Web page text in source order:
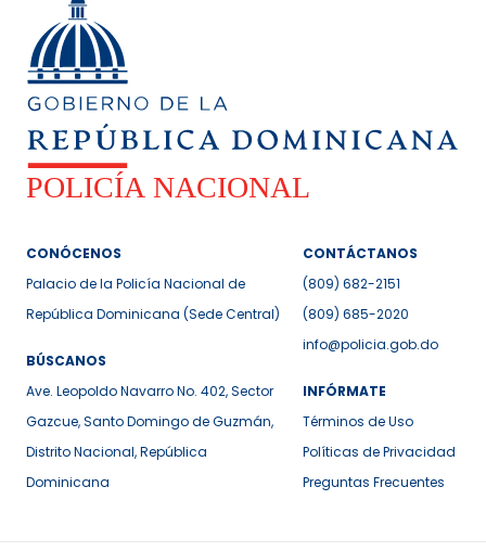
CONÓCENOS
Palacio de la Policía Nacional de
República Dominicana (Sede Central)
BÚSCANOS
Ave. Leopoldo Navarro No. 402, Sector
Gazcue, Santo Domingo de Guzmán,
Distrito Nacional, República
Dominicana
CONTÁCTANOS
(809) 682-2151
(809) 685-2020
info@policia.gob.do
INFÓRMATE
Términos de Uso
Políticas de Privacidad
Preguntas Frecuentes